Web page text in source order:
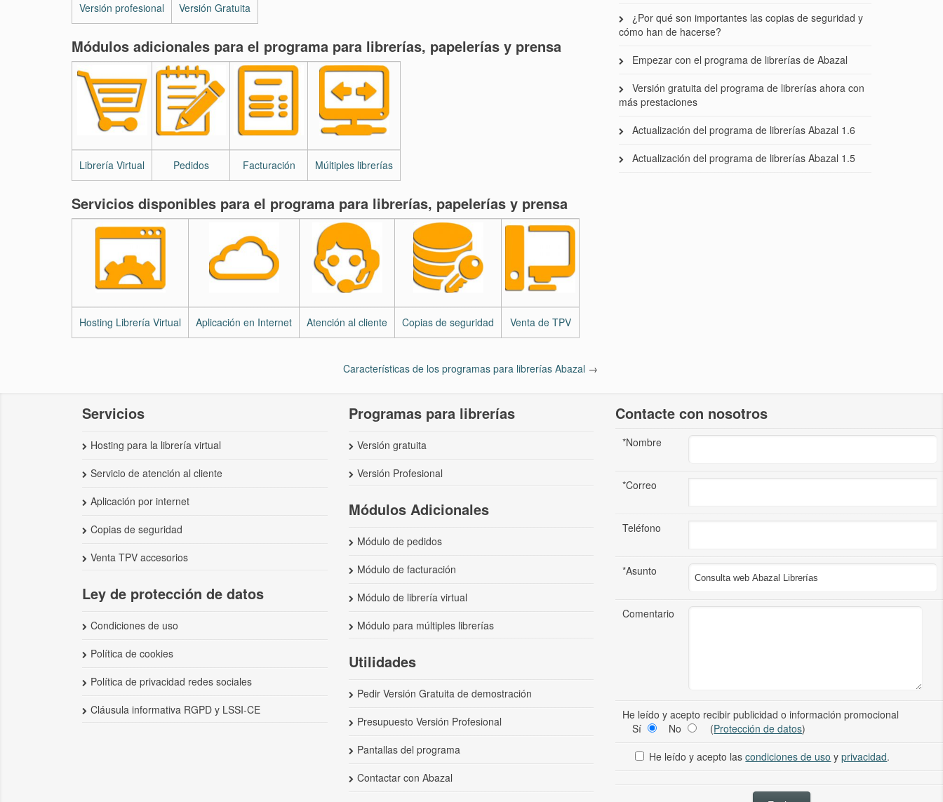
Versión profesional Versión Gratuita
Módulos adicionales para el programa para librerías, papelerías y prensa
Librería Virtual Pedidos Facturación Múltiples librerías
Servicios disponibles para el programa para librerías, papelerías y prensa
Hosting Librería Virtual Aplicación en Internet Atención al cliente Copias de seguridad Venta de TPV
Características de los programas para librerías Abazal →
¿Por qué son importantes las copias de seguridad y
cómo han de hacerse?
Empezar con el programa de librerías de Abazal
Versión gratuita del programa de librerías ahora con
más prestaciones
Actualización del programa de librerías Abazal 1.6
Actualización del programa de librerías Abazal 1.5
Servicios
Hosting para la librería virtual
Servicio de atención al cliente
Aplicación por internet
Copias de seguridad
Venta TPV accesorios
Ley de protección de datos
Condiciones de uso
Política de cookies
Política de privacidad redes sociales
Cláusula informativa RGPD y LSSI-CE
Programas para librerías
Versión gratuita
Versión Profesional
Módulos Adicionales
Módulo de pedidos
Módulo de facturación
Módulo de librería virtual
Módulo para múltiples librerías
Utilidades
Pedir Versión Gratuita de demostración
Presupuesto Versión Profesional
Pantallas del programa
Contactar con Abazal
Contacte con nosotros
*Nombre
*Correo
Teléfono
*Asunto
Comentario
He leído y acepto recibir publicidad o información promocional
Sí
No (Protección de datos)
He leído y acepto lascondiciones de uso yprivacidad.